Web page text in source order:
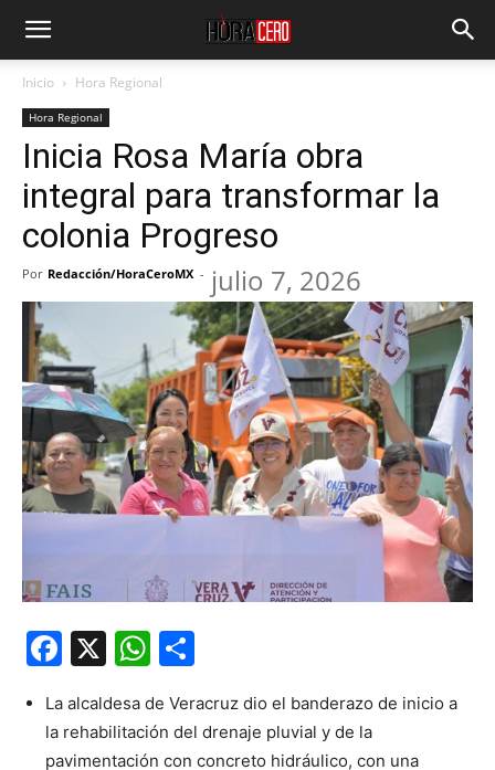
Inicio Hora Regional
Hora Regional
Inicia Rosa María obra
integral para transformar la
colonia Progreso
Por Redacción/HoraCeroMX - julio 7, 2026
Facebook
X WhatsApp
La alcaldesa de Veracruz dio el banderazo de inicio a
la rehabilitación del drenaje pluvial y de la
pavimentación con concreto hidráulico, con una